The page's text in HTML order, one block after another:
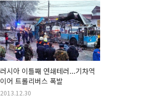
러시아 이틀째 연쇄테러...기차역
이어 트롤리버스 폭발
2013.12.30